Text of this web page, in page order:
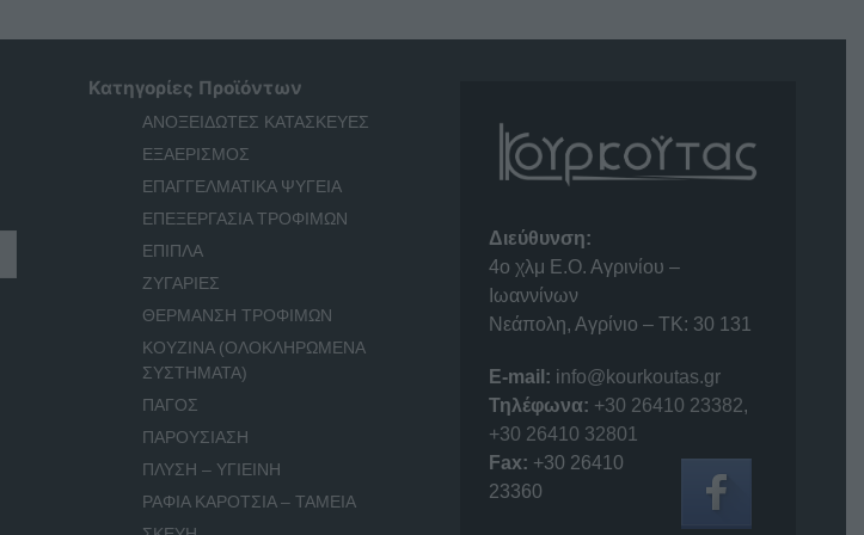
Κατηγορίες Προϊόντων
ΑΝΟΞΕΙΔΩΤΕΣ ΚΑΤΑΣΚΕΥΕΣ
ΕΞΑΕΡΙΣΜΟΣ
ΕΠΑΓΓΕΛΜΑΤΙΚΑ ΨΥΓΕΙΑ
ΕΠΕΞΕΡΓΑΣΙΑ ΤΡΟΦΙΜΩΝ
ΕΠΙΠΛΑ
ΖΥΓΑΡΙΕΣ
ΘΕΡΜΑΝΣΗ ΤΡΟΦΙΜΩΝ
ΚΟΥΖΙΝΑ (ΟΛΟΚΛΗΡΩΜΕΝΑ
ΣΥΣΤΗΜΑΤΑ)
ΠΑΓΟΣ
ΠΑΡΟΥΣΙΑΣΗ
ΠΛΥΣΗ – ΥΓΙΕΙΝΗ
ΡΑΦΙΑ ΚΑΡΟΤΣΙΑ – ΤΑΜΕΙΑ
Διεύθυνση:
4o χλμ Ε.Ο. Αγρινίου –
Ιωαννίνων
Νεάπολη, Αγρίνιο – ΤΚ: 30 131
E-mail: info@kourkoutas.gr
Τηλέφωνα: +30 26410 23382,
+30 26410 32801
Fax: +30 26410
23360